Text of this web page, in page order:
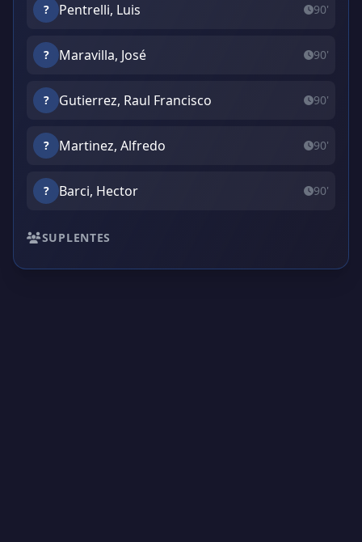
? Pentrelli, Luis 90'
? Maravilla, José 90'
? Gutierrez, Raul Francisco 90'
? Martinez, Alfredo 90'
? Barci, Hector 90'
SUPLENTES